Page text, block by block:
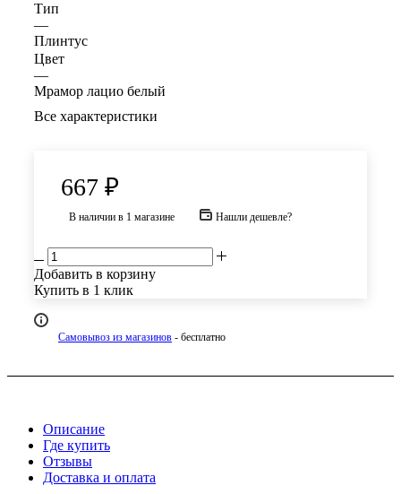
Тип
—
Плинтус
Цвет
—
Мрамор лацио белый
Все характеристики
667 ₽
В наличии в 1 магазине Нашли дешевле?
Добавить в корзину
Купить в 1 клик
Самовывоз из магазинов - бесплатно
Описание
Где купить
Отзывы
Доставка и оплата